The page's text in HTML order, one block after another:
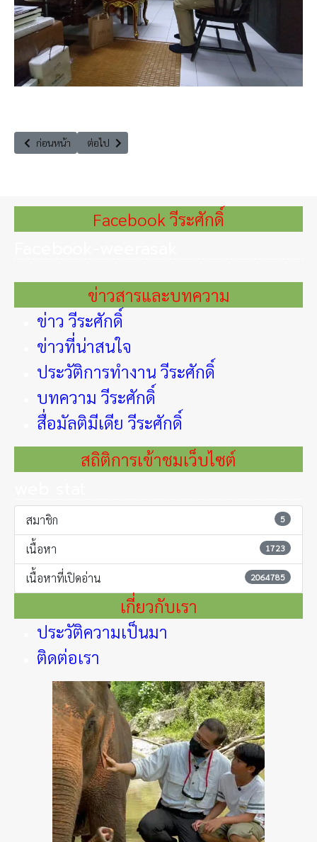
เนื้อหาก่อนหน้า: ผลิตภัณฑ์รีไซเคิลจากขยะพลาสติกและโฟม ด้วยเทคนิคง่า
ก่อนหน้า เนื้อหาถัดไป: วีระศักดิ์ โควสุรัตน์ : ทางออกของภูเขาขยะ (
ต่อไป
Facebook วีระศักดิ์
ข่าวสารและบทความ
ข่าว วีระศักดิ์
ข่าวที่น่าสนใจ
ประวัติการทำงาน วีระศักดิ์
บทความ วีระศักดิ์
สื่อมัลติมีเดีย วีระศักดิ์
สถิติการเข้าชมเว็บไซต์
สมาชิก 5
เนื้อหา 1723
เนื้อหาที่เปิดอ่าน 2064785
เกี่ยวกับเรา
ประวัติความเป็นมา
ติดต่อเรา